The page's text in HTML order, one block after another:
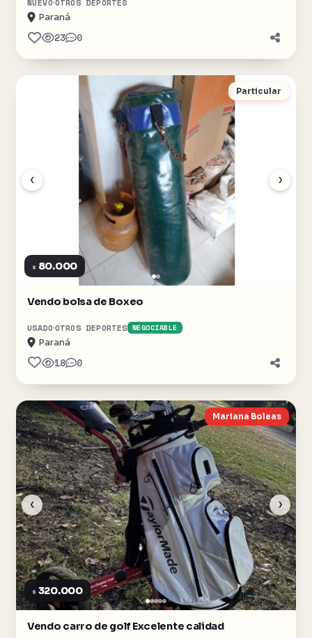
NUEVO OTROS DEPORTES
Paraná
23 0
‹ ›
Particular
$ 80.000
Vendo bolsa de Boxeo
USADO OTROS DEPORTES NEGOCIABLE
Paraná
18 0
‹ ›
Mariana Boleas
$ 320.000
Vendo carro de golf Excelente calidad